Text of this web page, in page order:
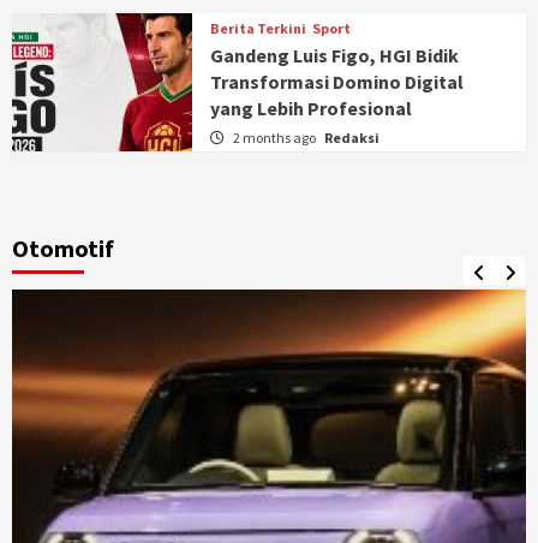
Berita Terkini Sport
Gandeng Luis Figo, HGI Bidik
Transformasi Domino Digital
yang Lebih Profesional
2 months ago Redaksi
Otomotif